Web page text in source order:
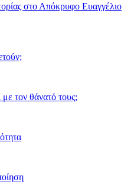
στο Απόκρυφο Ευαγγέλιο
τον θάνατό τους;